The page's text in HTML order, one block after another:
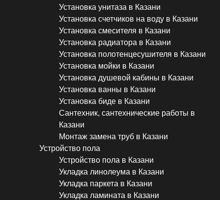
Установка унитаза в Казани
Установка счетчиков на воду в Казани
Установка смесителя в Казани
Установка радиатора в Казани
Установка полотенцесушителя в Казани
Установка мойки в Казани
Установка душевой кабины в Казани
Установка ванны в Казани
Установка биде в Казани
Сантехник, сантехнические работы в
Казани
Монтаж замена труб в Казани
Устройство пола
Устройство пола в Казани
Укладка линолеума в Казани
Укладка паркета в Казани
Укладка ламината в Казани